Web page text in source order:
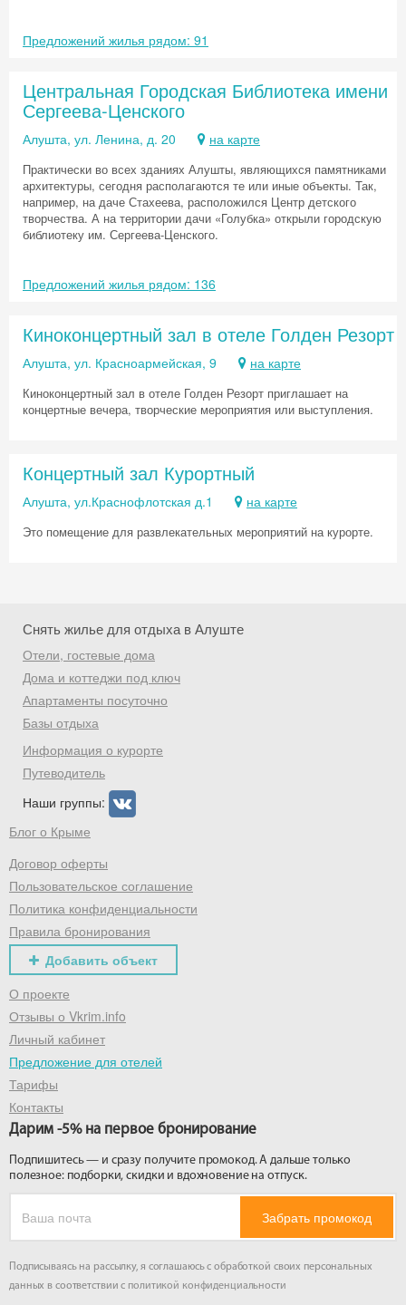
Предложений жилья рядом: 91
Центральная Городская Библиотека имени
Сергеева-Ценского
Алушта, ул. Ленина, д. 20 на карте
Практически во всех зданиях Алушты, являющихся памятниками
архитектуры, сегодня располагаются те или иные объекты. Так,
например, на даче Стахеева, расположился Центр детского
творчества. А на территории дачи «Голубка» открыли городскую
библиотеку им. Сергеева-Ценского.
Предложений жилья рядом: 136
Киноконцертный зал в отеле Голден Резорт
Алушта, ул. Красноармейская, 9 на карте
Киноконцертный зал в отеле Голден Резорт приглашает на
концертные вечера, творческие мероприятия или выступления.
Концертный зал Курортный
Алушта, ул.Краснофлотская д.1 на карте
Это помещение для развлекательных мероприятий на курорте.
Снять жилье для отдыха в Алуште
Отели, гостевые дома
Дома и коттеджи под ключ
Апартаменты посуточно
Базы отдыха
Информация о курорте
Путеводитель
Наши группы:
Блог о Крыме
Договор оферты
Пользовательское соглашение
Политика конфиденциальности
Правила бронирования
Добавить объект
О проекте
Отзывы о Vkrim.info
Личный кабинет
Предложение для отелей
Тарифы
Контакты
Дарим -5% на первое бронирование
Подпишитесь — и сразу получите промокод. А дальше только
полезное: подборки, скидки и вдохновение на отпуск.
Забрать промокод
Подписываясь на рассылку, я соглашаюсь с обработкой своих персональных
данных в соответствии с политикой конфиденциальности
Скидка −5%
Хочешь дешевле? Оставь почту и получи
промокод на первое бронирование!
Получить промокод